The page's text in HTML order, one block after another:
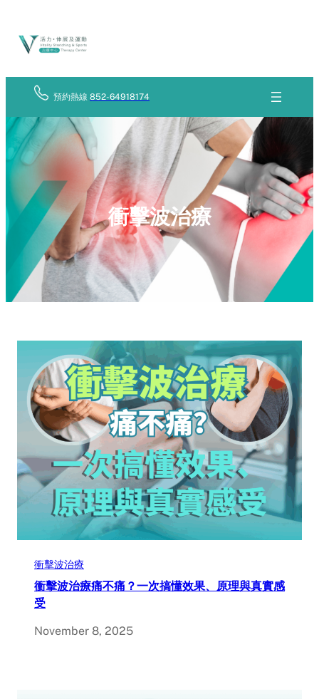
content
預約熱線852-64918174
衝擊波治療
衝擊波治療
衝擊波治療痛不痛？一次搞懂效果、原理與真實感
受
November 8, 2025